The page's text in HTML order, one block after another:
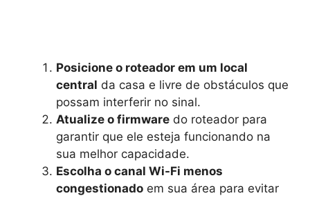
Posicione o roteador em um local
central da casa e livre de obstáculos que
possam interferir no sinal.
Atualize o firmware do roteador para
garantir que ele esteja funcionando na
sua melhor capacidade.
Escolha o canal Wi-Fi menos
congestionado em sua área para evitar